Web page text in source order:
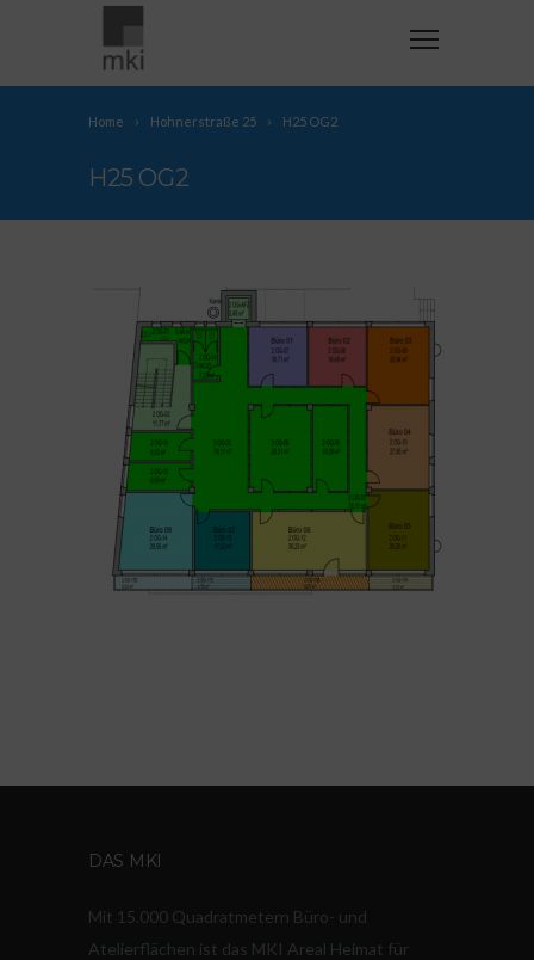
Home Hohnerstraße 25 H25 OG2
H25 OG2
DAS MKI
Mit 15.000 Quadratmetern Büro- und
Atelierflächen ist das MKI Areal Heimat für